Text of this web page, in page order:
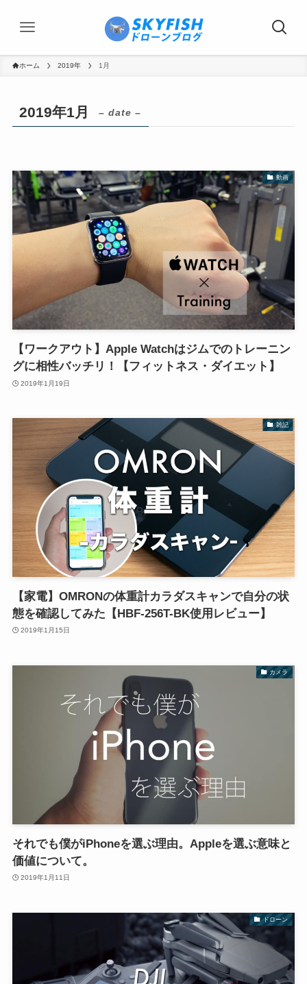
ホーム 2019年 1月
2019年1月 – date –
動画
【ワークアウト】Apple Watchはジムでのトレーニン
グに相性バッチリ！【フィットネス・ダイエット】
2019年1月19日
雑記
【家電】OMRONの体重計カラダスキャンで自分の状
態を確認してみた【HBF-256T-BK使用レビュー】
2019年1月15日
カメラ
それでも僕がiPhoneを選ぶ理由。Appleを選ぶ意味と
価値について。
2019年1月11日
ドローン